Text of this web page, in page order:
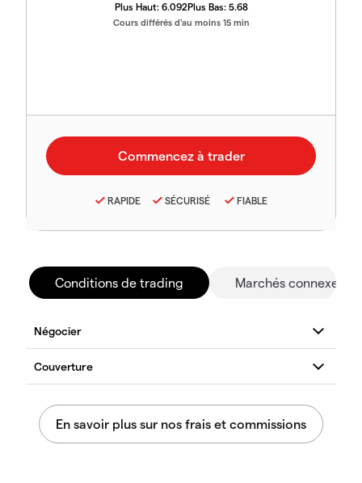
Plus Haut: 6.092Plus Bas: 5.68
Cours différés d'au moins 15 min
RAPIDE SÉCURISÉ FIABLE
Conditions de trading Marchés connexes